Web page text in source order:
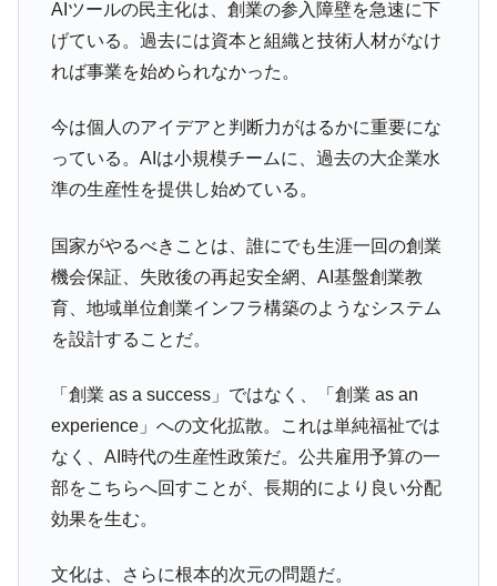
AIツールの民主化は、創業の参入障壁を急速に下
げている。過去には資本と組織と技術人材がなけ
れば事業を始められなかった。
今は個人のアイデアと判断力がはるかに重要にな
っている。AIは小規模チームに、過去の大企業水
準の生産性を提供し始めている。
国家がやるべきことは、誰にでも生涯一回の創業
機会保証、失敗後の再起安全網、AI基盤創業教
育、地域単位創業インフラ構築のようなシステム
を設計することだ。
「創業 as a success」ではなく、「創業 as an
experience」への文化拡散。これは単純福祉では
なく、AI時代の生産性政策だ。公共雇用予算の一
部をこちらへ回すことが、長期的により良い分配
効果を生む。
文化は、さらに根本的次元の問題だ。